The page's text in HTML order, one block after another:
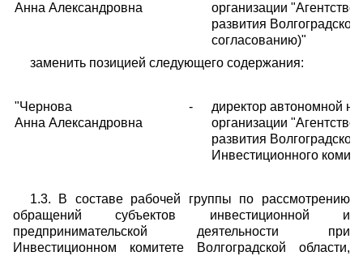
Анна Александровна
организации "Агентство
развития
согласованию)"
заменить позицией следующего содержания:
"Чернова
Анна Александровна
-
директор автономной
организации "Агентство
развития
Инвестиционного
1.3. В составе рабочей группы по рассмотрению
обращений субъектов инвестиционной и
предпринимательской деятельности при
Инвестиционном комитете Волгоградской области,